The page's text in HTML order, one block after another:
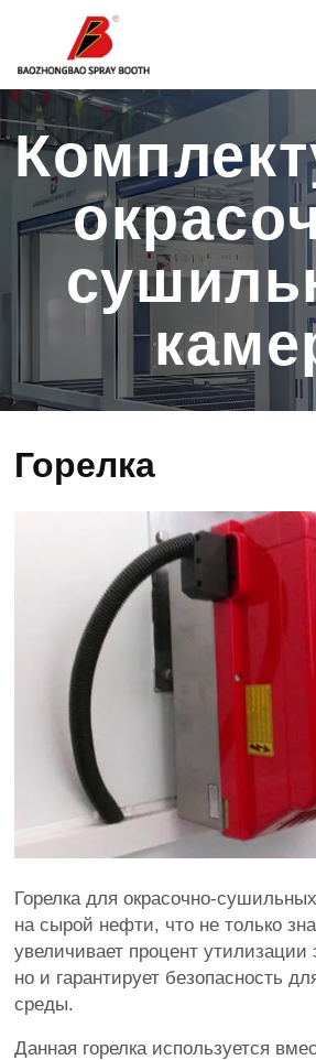
Горелка
Горелка для окрасочно-
на сырой нефти, что не только
увеличивает процент утилизации
но и гарантирует безопасность
среды.
Данная горелка используется